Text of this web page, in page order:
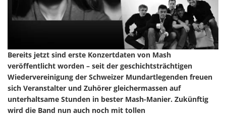
Bereits jetzt sind erste Konzertdaten von Mash
veröffentlicht worden – seit der geschichtsträchtigen
Wiedervereinigung der Schweizer Mundartlegenden freuen
sich Veranstalter und Zuhörer gleichermassen auf
unterhaltsame Stunden in bester Mash-Manier. Zukünftig
wird die Band nun auch noch mit tollen